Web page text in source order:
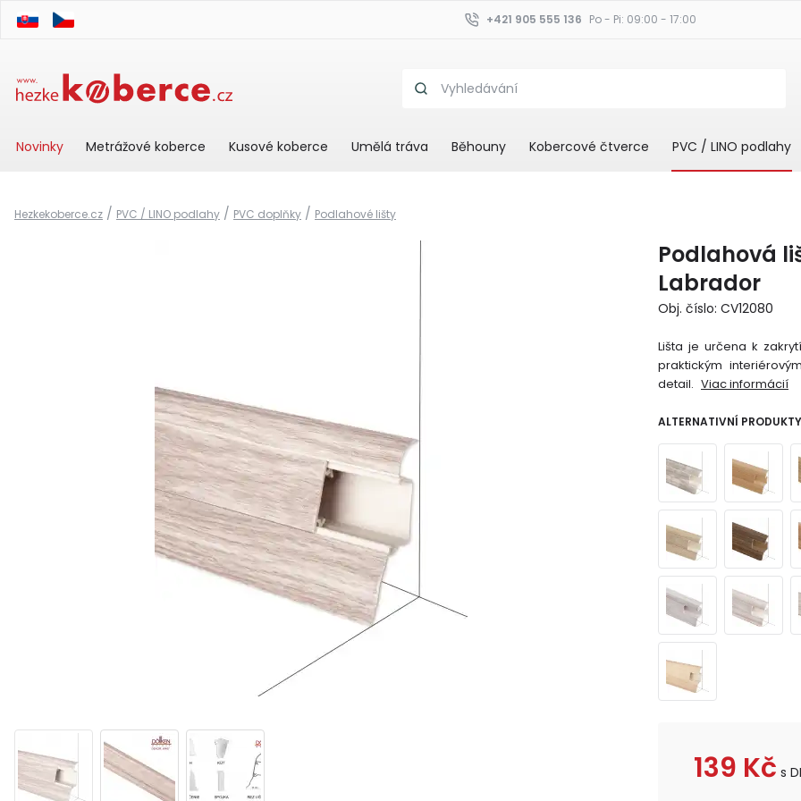
+421 905 555 136 Po - Pi: 09:00 - 17:00
Novinky Metrážové koberce Kusové koberce Umělá tráva Běhouny Kobercové čtverce PVC / LINO podlahy
Hezkekoberce.cz / PVC / LINO podlahy / PVC doplňky / Podlahové lišty
Podlahová
Labrador
Obj. číslo: CV12080
Lišta je určena k
praktickým
detail. Viac informácií
ALTERNATIVNÍ PRODUKTY
139 Kč s